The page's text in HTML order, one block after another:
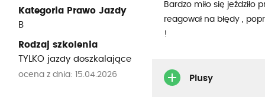
Kategoria Prawo Jazdy
B
Rodzaj szkolenia
TYLKO jazdy doszkalające
ocena z dnia: 15.04.2026
Bardzo miło się jeździło
reagował na błędy ,
!
Plusy